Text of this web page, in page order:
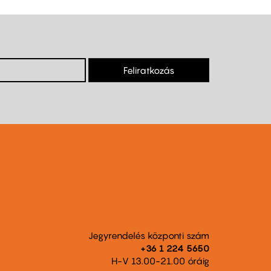
Feliratkozás
Jegyrendelés központi szám
+36 1 224 5650
H-V 13.00-21.00 óráig